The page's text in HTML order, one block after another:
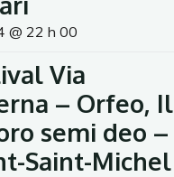
@ 22 h 00
Via
– Orfeo, Il
semi deo –
Saint-Michel